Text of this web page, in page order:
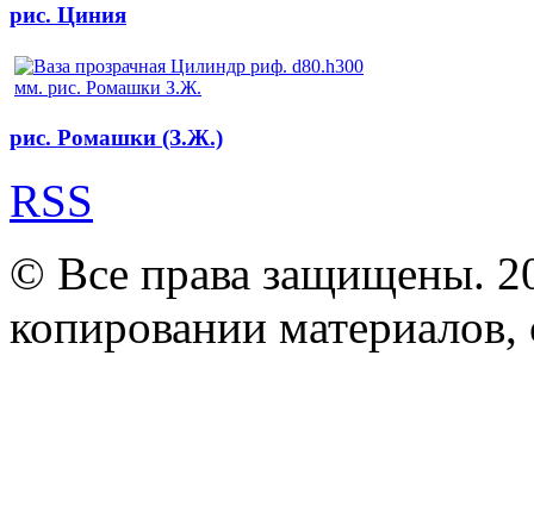
рис. Циния
рис. Ромашки (З.Ж.)
RSS
© Все права защищены.
копировании материалов,